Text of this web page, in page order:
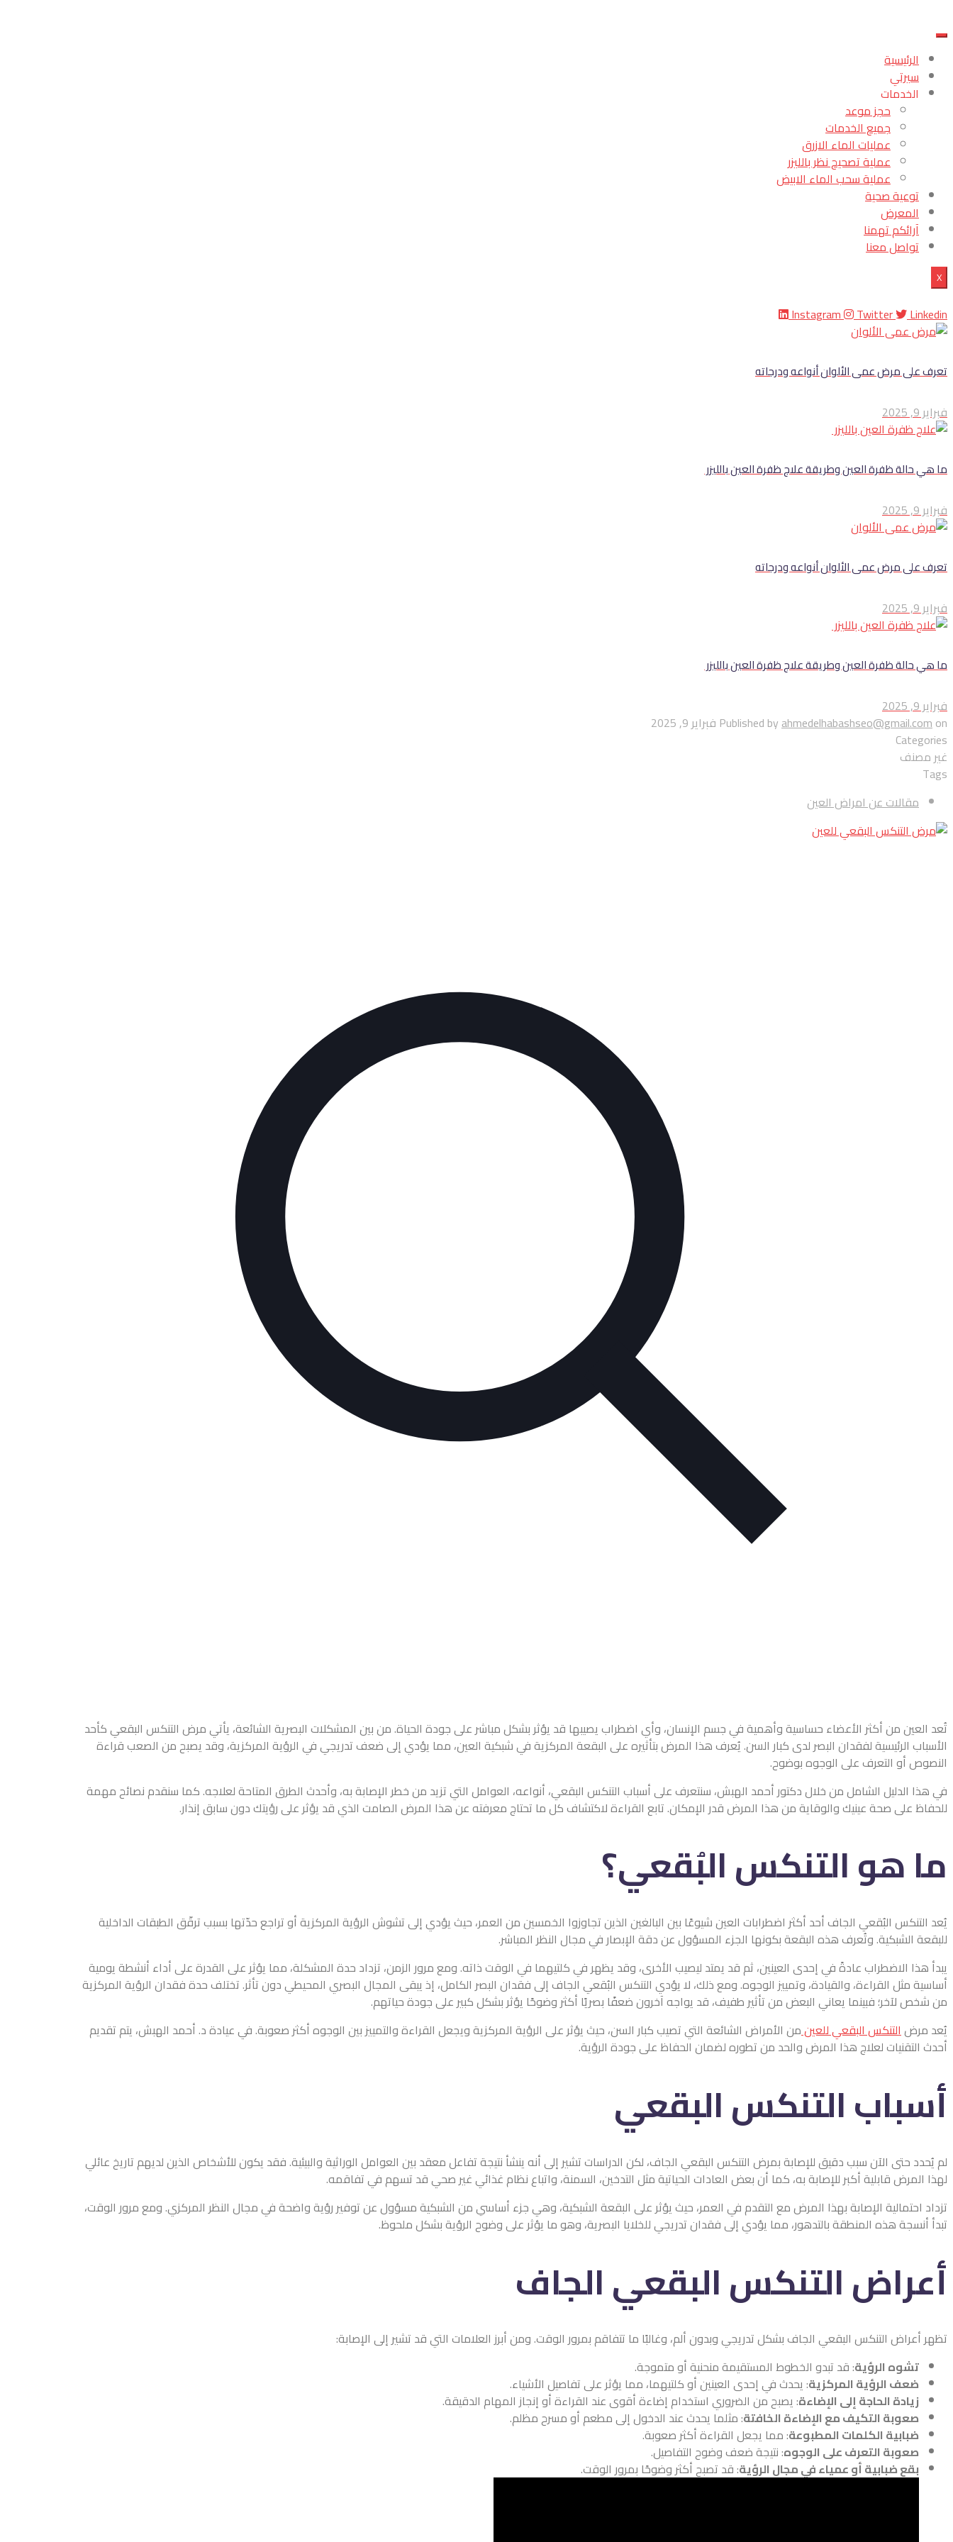
الرئيسية
سيرتي
الخدمات
حجز موعد
جميع الخدمات
عمليات الماء الازرق
عملية تصحيح نظر بالليزر
عملية سحب الماء الابيض
توعية صحية
المعرض
آرائكم تهمنا
تواصل معنا
X
Instagram Twitter Linkedin
تعرف على مرض عمى الألوان أنواعه ودرجاته
فبراير 9, 2025
ما هي حالة ظفرة العين وطريقة علاج ظفرة العين بالليزر
فبراير 9, 2025
تعرف على مرض عمى الألوان أنواعه ودرجاته
فبراير 9, 2025
ما هي حالة ظفرة العين وطريقة علاج ظفرة العين بالليزر
فبراير 9, 2025
Published byahmedelhabashseo@gmail.comon
فبراير 9, 2025
Categories
غير مصنف
Tags
مقالات عن امراض العين
تُعد العين من أكثر الأعضاء حساسية وأهمية في جسم الإنسان، وأي اضطراب يصيبها قد يؤثر بشكل مباشر على جودة الحياة. من بين المشكلات البصرية الشائعة، يأتي مرض التنكس البقعي كأحد
الأسباب الرئيسية لفقدان البصر لدى كبار السن. يُعرف هذا المرض بتأثيره على البقعة المركزية في شبكية العين، مما يؤدي إلى ضعف تدريجي في الرؤية المركزية، وقد يصبح من الصعب قراءة
النصوص أو التعرف على الوجوه بوضوح.
في هذا الدليل الشامل من خلال دكتور أحمد الهبش، سنتعرف على أسباب التنكس البقعي، أنواعه، العوامل التي تزيد من خطر الإصابة به، وأحدث الطرق المتاحة لعلاجه. كما سنقدم نصائح مهمة
للحفاظ على صحة عينيك والوقاية من هذا المرض قدر الإمكان. تابع القراءة لاكتشاف كل ما تحتاج معرفته عن هذا المرض الصامت الذي قد يؤثر على رؤيتك دون سابق إنذار.
ما هو التنكس البُقعي؟
يُعد التنكس البُقعي الجاف أحد أكثر اضطرابات العين شيوعًا بين البالغين الذين تجاوزوا الخمسين من العمر، حيث يؤدي إلى تشوش الرؤية المركزية أو تراجع حدّتها بسبب ترقّق الطبقات الداخلية
للبقعة الشبكية. وتُعرف هذه البقعة بكونها الجزء المسؤول عن دقة الإبصار في مجال النظر المباشر.
يبدأ هذا الاضطراب عادةً في إحدى العينين، ثم قد يمتد ليصيب الأخرى، وقد يظهر في كلتيهما في الوقت ذاته. ومع مرور الزمن، تزداد حدة المشكلة، مما يؤثر على القدرة على أداء أنشطة يومية
أساسية مثل القراءة، والقيادة، وتمييز الوجوه. ومع ذلك، لا يؤدي التنكس البُقعي الجاف إلى فقدان البصر الكامل، إذ يبقى المجال البصري المحيطي دون تأثر. تختلف حدة فقدان الرؤية المركزية
من شخص لآخر؛ فبينما يعاني البعض من تأثير طفيف، قد يواجه آخرون ضعفًا بصريًا أكثر وضوحًا يؤثر بشكل كبير على جودة حياتهم.
يُعد مرضالتنكس البقعي للعينمن الأمراض الشائعة التي تصيب كبار السن، حيث يؤثر على الرؤية المركزية ويجعل القراءة والتمييز بين الوجوه أكثر صعوبة. في عيادة د. أحمد الهبش، يتم تقديم
أحدث التقنيات لعلاج هذا المرض والحد من تطوره لضمان الحفاظ على جودة الرؤية.
أسباب التنكس البقعي
لم يُحدد حتى الآن سبب دقيق للإصابة بمرض التنكس البقعي الجاف، لكن الدراسات تشير إلى أنه ينشأ نتيجة تفاعل معقد بين العوامل الوراثية والبيئية. فقد يكون للأشخاص الذين لديهم تاريخ عائلي
لهذا المرض قابلية أكبر للإصابة به، كما أن بعض العادات الحياتية مثل التدخين، السمنة، واتباع نظام غذائي غير صحي قد تسهم في تفاقمه.
تزداد احتمالية الإصابة بهذا المرض مع التقدم في العمر، حيث يؤثر على البقعة الشبكية، وهي جزء أساسي من الشبكية مسؤول عن توفير رؤية واضحة في مجال النظر المركزي. ومع مرور الوقت،
تبدأ أنسجة هذه المنطقة بالتدهور، مما يؤدي إلى فقدان تدريجي للخلايا البصرية، وهو ما يؤثر على وضوح الرؤية بشكل ملحوظ.
أعراض التنكس البقعي الجاف
تظهر أعراض التنكس البقعي الجاف بشكل تدريجي وبدون ألم، وغالبًا ما تتفاقم بمرور الوقت. ومن أبرز العلامات التي قد تشير إلى الإصابة:
تشوه الرؤية: قد تبدو الخطوط المستقيمة منحنية أو متموجة.
ضعف الرؤية المركزية: يحدث في إحدى العينين أو كلتيهما، مما يؤثر على تفاصيل الأشياء.
زيادة الحاجة إلى الإضاءة: يصبح من الضروري استخدام إضاءة أقوى عند القراءة أو إنجاز المهام الدقيقة.
صعوبة التكيف مع الإضاءة الخافتة: مثلما يحدث عند الدخول إلى مطعم أو مسرح مظلم.
ضبابية الكلمات المطبوعة: مما يجعل القراءة أكثر صعوبة.
صعوبة التعرف على الوجوه: نتيجة ضعف وضوح التفاصيل.
بقع ضبابية أو عمياء في مجال الرؤية: قد تصبح أكثر وضوحًا بمرور الوقت.